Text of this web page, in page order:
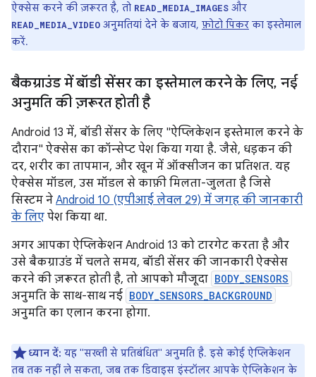
ऐक्सेस करने की ज़रूरत है, तो READ_MEDIA_IMAGES और
READ_MEDIA_VIDEO अनुमतियां देने के बजाय, फ़ोटो पिकर का इस्तेमाल
करें.
बैकग्राउंड में बॉडी सेंसर का इस्तेमाल करने के लिए, नई
अनुमति की ज़रूरत होती है
Android 13 में, बॉडी सेंसर के लिए "ऐप्लिकेशन इस्तेमाल करने के
दौरान" ऐक्सेस का कॉन्सेप्ट पेश किया गया है. जैसे, धड़कन की
दर, शरीर का तापमान, और खून में ऑक्सीजन का प्रतिशत. यह
ऐक्सेस मॉडल, उस मॉडल से काफ़ी मिलता-जुलता है जिसे
सिस्टम ने Android 10 (एपीआई लेवल 29) में जगह की जानकारी
के लिए पेश किया था.
अगर आपका ऐप्लिकेशन Android 13 को टारगेट करता है और
उसे बैकग्राउंड में चलते समय, बॉडी सेंसर की जानकारी ऐक्सेस
करने की ज़रूरत होती है, तो आपको मौजूदा BODY_SENSORS
अनुमति के साथ-साथ नई BODY_SENSORS_BACKGROUND
अनुमति का एलान करना होगा.
ध्यान दें: यह "सख्ती से प्रतिबंधित" अनुमति है. इसे कोई ऐप्लिकेशन
तब तक नहीं ले सकता, जब तक डिवाइस इंस्टॉलर आपके ऐप्लिकेशन के